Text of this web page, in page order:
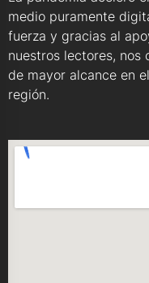
medio puramente
fuerza y gracias al
nuestros lectores,
de mayor alcance en
región.